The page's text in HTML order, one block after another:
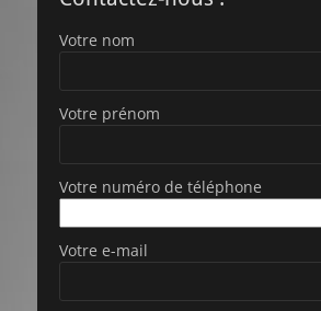
et
Boris
Votre nom
Votre prénom
Votre numéro de téléphone
Votre e-mail